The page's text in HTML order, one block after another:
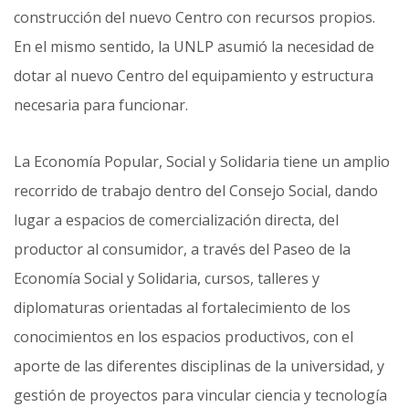
construcción del nuevo Centro con recursos propios.
En el mismo sentido, la UNLP asumió la necesidad de
dotar al nuevo Centro del equipamiento y estructura
necesaria para funcionar.
La Economía Popular, Social y Solidaria tiene un amplio
recorrido de trabajo dentro del Consejo Social, dando
lugar a espacios de comercialización directa, del
productor al consumidor, a través del Paseo de la
Economía Social y Solidaria, cursos, talleres y
diplomaturas orientadas al fortalecimiento de los
conocimientos en los espacios productivos, con el
aporte de las diferentes disciplinas de la universidad, y
gestión de proyectos para vincular ciencia y tecnología